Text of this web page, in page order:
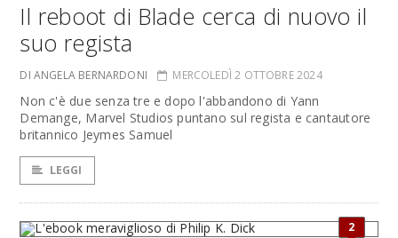
Il reboot di Blade cerca di nuovo il
suo regista
DI ANGELA BERNARDONI MERCOLEDÌ 2 OTTOBRE 2024
Non c'è due senza tre e dopo l'abbandono di Yann
Demange, Marvel Studios puntano sul regista e cantautore
britannico Jeymes Samuel
LEGGI
2